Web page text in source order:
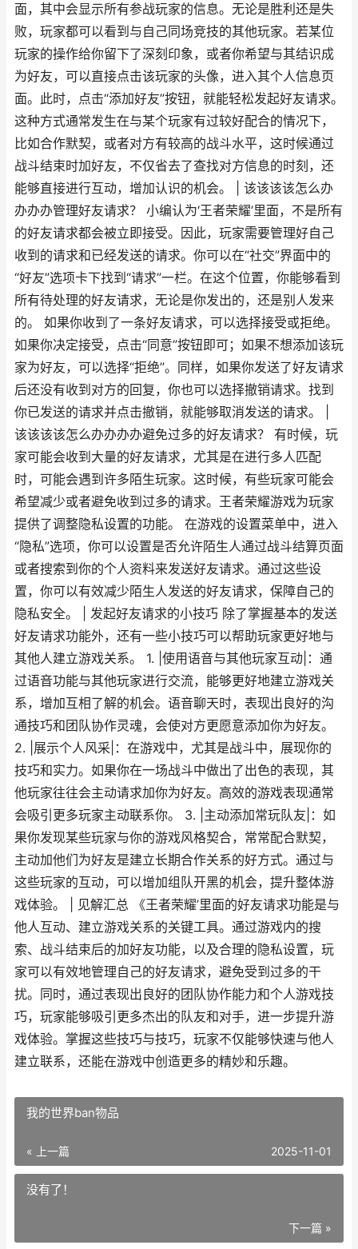
面，其中会显示所有参战玩家的信息。无论是胜利还是失
败，玩家都可以看到与自己同场竞技的其他玩家。若某位
玩家的操作给你留下了深刻印象，或者你希望与其结识成
为好友，可以直接点击该玩家的头像，进入其个人信息页
面。此时，点击“添加好友”按钮，就能轻松发起好友请求。
这种方式通常发生在与某个玩家有过较好配合的情况下，
比如合作默契，或者对方有较高的战斗水平，这时候通过
战斗结束时加好友，不仅省去了查找对方信息的时刻，还
能够直接进行互动，增加认识的机会。 | 该该该该怎么办
办办办管理好友请求？ 小编认为‘王者荣耀’里面，不是所有
的好友请求都会被立即接受。因此，玩家需要管理好自己
收到的请求和已经发送的请求。你可以在“社交”界面中的
“好友”选项卡下找到“请求”一栏。在这个位置，你能够看到
所有待处理的好友请求，无论是你发出的，还是别人发来
的。 如果你收到了一条好友请求，可以选择接受或拒绝。
如果你决定接受，点击“同意”按钮即可；如果不想添加该玩
家为好友，可以选择“拒绝”。同样，如果你发送了好友请求
后还没有收到对方的回复，你也可以选择撤销请求。找到
你已发送的请求并点击撤销，就能够取消发送的请求。 |
该该该该怎么办办办办避免过多的好友请求？ 有时候，玩
家可能会收到大量的好友请求，尤其是在进行多人匹配
时，可能会遇到许多陌生玩家。这时候，有些玩家可能会
希望减少或者避免收到过多的请求。王者荣耀游戏为玩家
提供了调整隐私设置的功能。 在游戏的设置菜单中，进入
“隐私”选项，你可以设置是否允许陌生人通过战斗结算页面
或者搜索到你的个人资料来发送好友请求。通过这些设
置，你可以有效减少陌生人发送的好友请求，保障自己的
隐私安全。 | 发起好友请求的小技巧 除了掌握基本的发送
好友请求功能外，还有一些小技巧可以帮助玩家更好地与
其他人建立游戏关系。 1. |使用语音与其他玩家互动|：通
过语音功能与其他玩家进行交流，能够更好地建立游戏关
系，增加互相了解的机会。语音聊天时，表现出良好的沟
通技巧和团队协作灵魂，会使对方更愿意添加你为好友。
2. |展示个人风采|：在游戏中，尤其是战斗中，展现你的
技巧和实力。如果你在一场战斗中做出了出色的表现，其
他玩家往往会主动请求加你为好友。高效的游戏表现通常
会吸引更多玩家主动联系你。 3. |主动添加常玩队友|：如
果你发现某些玩家与你的游戏风格契合，常常配合默契，
主动加他们为好友是建立长期合作关系的好方式。通过与
这些玩家的互动，可以增加组队开黑的机会，提升整体游
戏体验。 | 见解汇总 《王者荣耀’里面的好友请求功能是与
他人互动、建立游戏关系的关键工具。通过游戏内的搜
索、战斗结束后的加好友功能，以及合理的隐私设置，玩
家可以有效地管理自己的好友请求，避免受到过多的干
扰。同时，通过表现出良好的团队协作能力和个人游戏技
巧，玩家能够吸引更多杰出的队友和对手，进一步提升游
戏体验。掌握这些技巧与技巧，玩家不仅能够快速与他人
建立联系，还能在游戏中创造更多的精妙和乐趣。
我的世界ban物品
« 上一篇 2025-11-01
没有了！
下一篇 »